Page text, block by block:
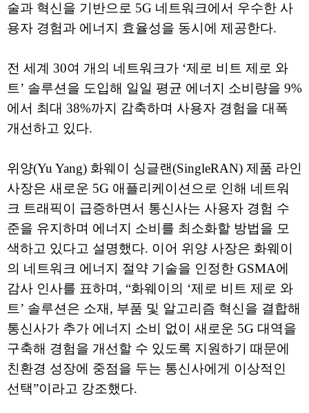
술과 혁신을 기반으로 5G 네트워크에서 우수한 사
용자 경험과 에너지 효율성을 동시에 제공한다.
전 세계 30여 개의 네트워크가 ‘제로 비트 제로 와
트’ 솔루션을 도입해 일일 평균 에너지 소비량을 9%
에서 최대 38%까지 감축하며 사용자 경험을 대폭
개선하고 있다.
위양(Yu Yang) 화웨이 싱글랜(SingleRAN) 제품 라인
사장은 새로운 5G 애플리케이션으로 인해 네트워
크 트래픽이 급증하면서 통신사는 사용자 경험 수
준을 유지하며 에너지 소비를 최소화할 방법을 모
색하고 있다고 설명했다. 이어 위양 사장은 화웨이
의 네트워크 에너지 절약 기술을 인정한 GSMA에
감사 인사를 표하며, “화웨이의 ‘제로 비트 제로 와
트’ 솔루션은 소재, 부품 및 알고리즘 혁신을 결합해
통신사가 추가 에너지 소비 없이 새로운 5G 대역을
구축해 경험을 개선할 수 있도록 지원하기 때문에
친환경 성장에 중점을 두는 통신사에게 이상적인
선택”이라고 강조했다.